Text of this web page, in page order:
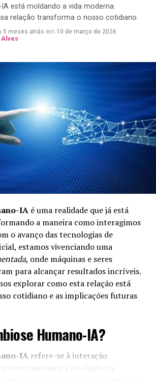
está moldando a vida moderna.
relação transforma o nosso cotidiano.
5 meses atrás em 10 de março de 2026
Alves
IAé uma realidade que já está
a maneira como interagimos
o avanço das tecnologias de
estamos vivenciando uma
, onde máquinas e seres
para alcançar resultados incríveis.
explorar como esta relação está
cotidiano e as implicações futuras
Humano-IA?
IArefere-se à interação